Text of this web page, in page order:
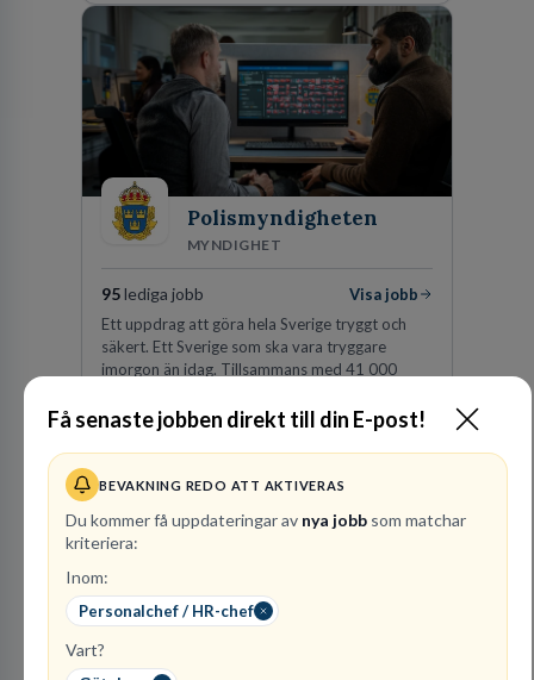
Få senaste jobben direkt till din E-post!
BEVAKNING REDO ATT AKTIVERAS
Du kommer få uppdateringar av nya jobb som matchar
kriteriera:
Inom:
Personalchef / HR-chef
Vart?
den största privata återförsäljaren av Volvo
Lastvagnar och finns representerade på 20
orter i södra Sverige.
Polismyndigheten
MYNDIGHET
95 lediga jobb
Visa jobb
Ett uppdrag att göra hela Sverige tryggt och
säkert. Ett Sverige som ska vara tryggare
imorgon än idag. Tillsammans med 41 000